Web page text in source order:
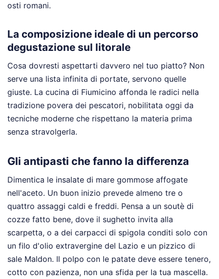
osti romani.
La composizione ideale di un percorso
degustazione sul litorale
Cosa dovresti aspettarti davvero nel tuo piatto? Non
serve una lista infinita di portate, servono quelle
giuste. La cucina di Fiumicino affonda le radici nella
tradizione povera dei pescatori, nobilitata oggi da
tecniche moderne che rispettano la materia prima
senza stravolgerla.
Gli antipasti che fanno la differenza
Dimentica le insalate di mare gommose affogate
nell'aceto. Un buon inizio prevede almeno tre o
quattro assaggi caldi e freddi. Pensa a un soutè di
cozze fatto bene, dove il sughetto invita alla
scarpetta, o a dei carpacci di spigola conditi solo con
un filo d'olio extravergine del Lazio e un pizzico di
sale Maldon. Il polpo con le patate deve essere tenero,
cotto con pazienza, non una sfida per la tua mascella.